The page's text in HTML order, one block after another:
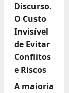
Discurso.
O Custo
Invisível
de Evitar
Conflitos
e Riscos
A maioria